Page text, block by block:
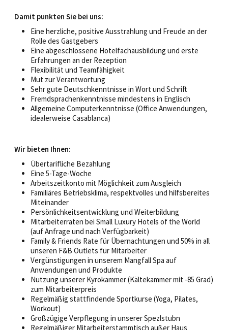
Damit punkten Sie bei uns:
Eine herzliche, positive Ausstrahlung und Freude an der
Rolle des Gastgebers
Eine abgeschlossene Hotelfachausbildung und erste
Erfahrungen an der Rezeption
Flexibilität und Teamfähigkeit
Mut zur Verantwortung
Sehr gute Deutschkenntnisse in Wort und Schrift
Fremdsprachenkenntnisse mindestens in Englisch
Allgemeine Computerkenntnisse (Office Anwendungen,
idealerweise Casablanca)
Wir bieten Ihnen:
Übertarifliche Bezahlung
Eine 5-Tage-Woche
Arbeitszeitkonto mit Möglichkeit zum Ausgleich
Familiäres Betriebsklima, respektvolles und hilfsbereites
Miteinander
Persönlichkeitsentwicklung und Weiterbildung
Mitarbeiterraten bei Small Luxury Hotels of the World
(auf Anfrage und nach Verfügbarkeit)
Family & Friends Rate für Übernachtungen und 50% in all
unseren F&B Outlets für Mitarbeiter
Vergünstigungen in unserem Mangfall Spa auf
Anwendungen und Produkte
Nutzung unserer Kyrokammer (Kältekammer mit -85 Grad)
zum Mitarbeiterpreis
Regelmäßig stattfindende Sportkurse (Yoga, Pilates,
Workout)
Großzügige Verpflegung in unserer Spezlstubn
Regelmäßiger Mitarbeiterstammtisch außer Haus